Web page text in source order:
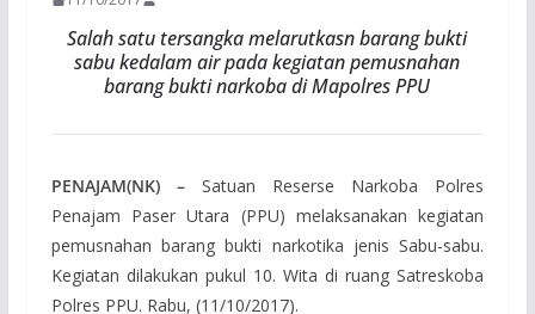
Salah satu tersangka melarutkasn barang bukti
sabu kedalam air pada kegiatan pemusnahan
barang bukti narkoba di Mapolres PPU
PENAJAM(NK) –Satuan Reserse Narkoba Polres
Penajam Paser Utara (PPU) melaksanakan kegiatan
pemusnahan barang bukti narkotika jenis Sabu-sabu.
Kegiatan dilakukan pukul 10. Wita di ruang Satreskoba
Polres PPU. Rabu, (11/10/2017).